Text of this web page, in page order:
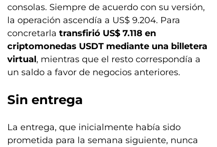
consolas. Siempre de acuerdo con su versión,
la operación ascendía a US$ 9.204. Para
concretarla transfirió US$ 7.118 en
criptomonedas USDT mediante una billetera
virtual, mientras que el resto correspondía a
un saldo a favor de negocios anteriores.
Sin entrega
La entrega, que inicialmente había sido
prometida para la semana siguiente, nunca